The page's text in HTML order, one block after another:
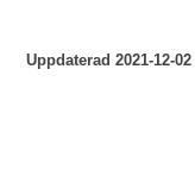
Uppdaterad2021-12-02